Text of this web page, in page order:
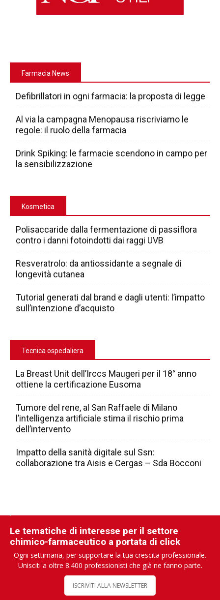
Farmacia News
Defibrillatori in ogni farmacia: la proposta di legge
Al via la campagna Menopausa riscriviamo le
regole: il ruolo della farmacia
Drink Spiking: le farmacie scendono in campo per
la sensibilizzazione
Kosmetica
Polisaccaride dalla fermentazione di passiflora
contro i danni fotoindotti dai raggi UVB
Resveratrolo: da antiossidante a segnale di
longevità cutanea
Tutorial generati dal brand e dagli utenti: l’impatto
sull’intenzione d’acquisto
Tecnica ospedaliera
La Breast Unit dell’Irccs Maugeri per il 18° anno
ottiene la certificazione Eusoma
Tumore del rene, al San Raffaele di Milano
l’intelligenza artificiale stima il rischio prima
dell’intervento
Impatto della sanità digitale sul Ssn:
collaborazione tra Aisis e Cergas – Sda Bocconi
Le tematiche di interesse per il settore
chimico-farmaceutico a portata di click
Ogni settimana, per supportare la tua crescita professionale.
Unisciti a oltre 8.400 professionisti che già ne fanno parte.
ISCRIVITI ALLA NEWSLETTER